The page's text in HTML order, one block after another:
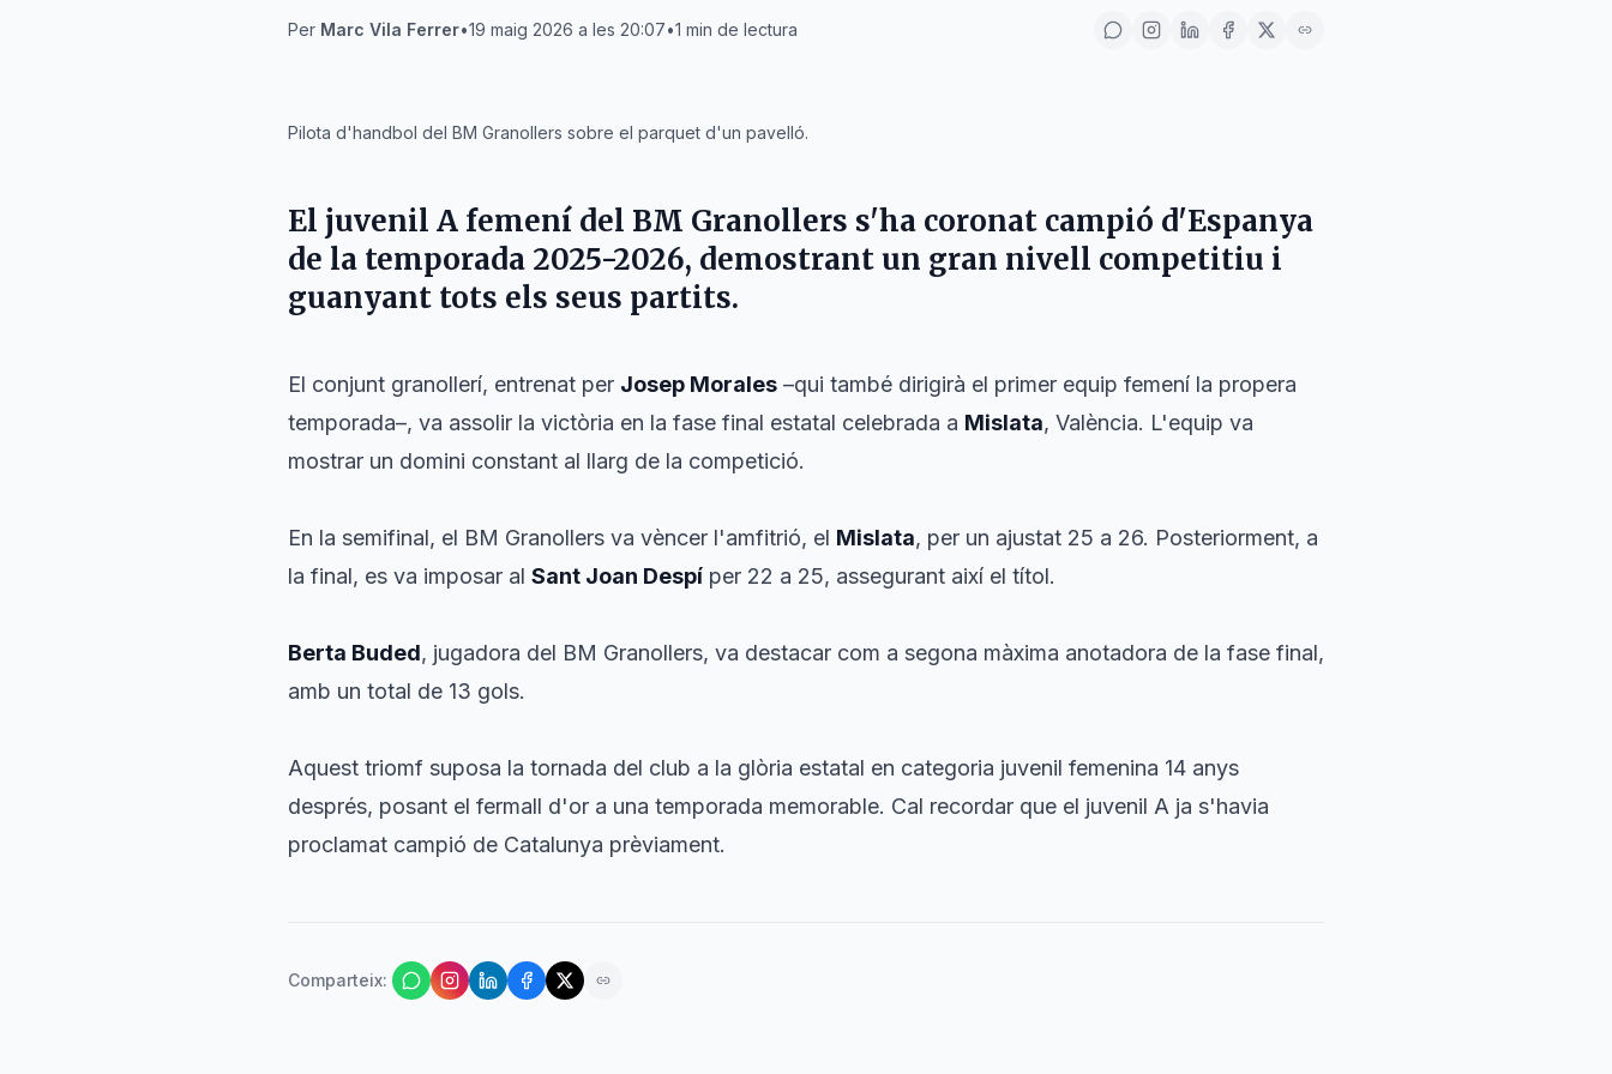
Per Marc Vila Ferrer•19 maig 2026 a les 20:07•1 min de lectura
Pilota d'handbol del BM Granollers sobre el parquet d'un pavelló.
El juvenil A femení del BM Granollers s'ha coronat campió d'Espanya
de la temporada 2025-2026, demostrant un gran nivell competitiu i
guanyant tots els seus partits.
El conjunt granollerí, entrenat per Josep Morales –qui també dirigirà el primer equip femení la propera
temporada–, va assolir la victòria en la fase final estatal celebrada a Mislata, València. L'equip va
mostrar un domini constant al llarg de la competició.
En la semifinal, el BM Granollers va vèncer l'amfitrió, el Mislata, per un ajustat 25 a 26. Posteriorment, a
la final, es va imposar al Sant Joan Despí per 22 a 25, assegurant així el títol.
Berta Buded, jugadora del BM Granollers, va destacar com a segona màxima anotadora de la fase final,
amb un total de 13 gols.
Aquest triomf suposa la tornada del club a la glòria estatal en categoria juvenil femenina 14 anys
després, posant el fermall d'or a una temporada memorable. Cal recordar que el juvenil A ja s'havia
proclamat campió de Catalunya prèviament.
Comparteix: